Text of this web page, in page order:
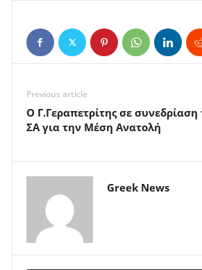
Previous article
Ο Γ.Γεραπετρίτης σε συνεδρίαση
ΣΑ για την Μέση Ανατολή
Greek News